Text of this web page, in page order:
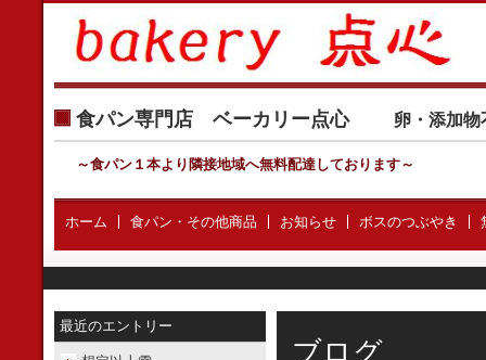
食パン専門店 ベーカリー点心 卵・添加
～食パン１本より隣接地域へ無料配達しております～
ホーム 食パン・その他商品 お知らせ ボスのつぶやき
ブログ
最近のエントリー